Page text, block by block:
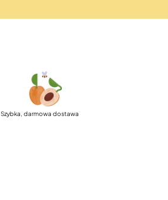
Szybka, darmowa dostawa